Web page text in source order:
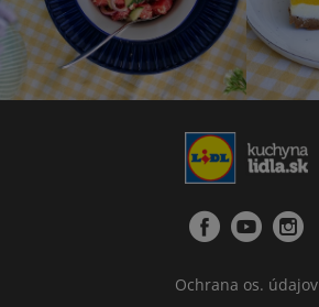
Ochrana os. údajov